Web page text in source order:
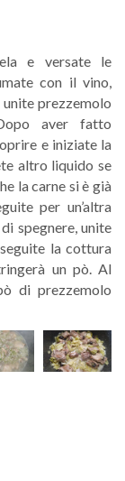
e versate le
con il vino,
prezzemolo
aver fatto
e iniziate la
altro liquido se
la carne si è già
per un’altra
spegnere, unite
la cottura
un pò. Al
di prezzemolo